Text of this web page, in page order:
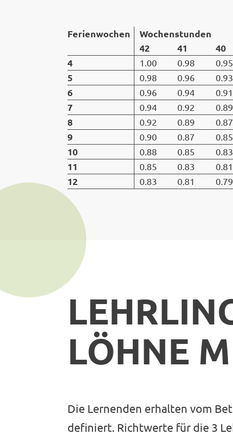
Ferienwochen
Wochenstunden
42
41 40
4
1.00 0.98 0.95
5 0.98 0.96 0.93
6 0.96 0.94 0.91
7 0.94 0.92 0.89
8 0.92 0.89 0.87
9 0.90 0.87 0.85
10 0.88 0.85 0.83
11 0.85 0.83 0.81
12 0.83 0.81 0.79
LÖHNE
Die Lernenden erhalten vom
definiert. Richtwerte für die 3